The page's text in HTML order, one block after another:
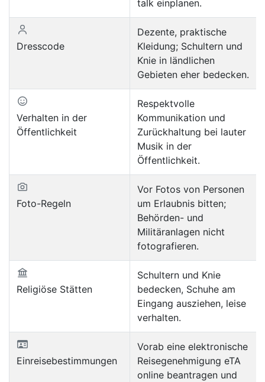
talk einplanen.
Dresscode
Dezente, praktische
Kleidung; Schultern und
Knie in ländlichen
Gebieten eher bedecken.
Verhalten in der
Öffentlichkeit
Respektvolle
Kommunikation und
Zurückhaltung bei lauter
Musik in der
Öffentlichkeit.
Foto-Regeln
Vor Fotos von Personen
um Erlaubnis bitten;
Behörden- und
Militäranlagen nicht
fotografieren.
Religiöse Stätten
Schultern und Knie
bedecken, Schuhe am
Eingang ausziehen, leise
verhalten.
Einreisebestimmungen
Vorab eine elektronische
Reisegenehmigung eTA
online beantragen und